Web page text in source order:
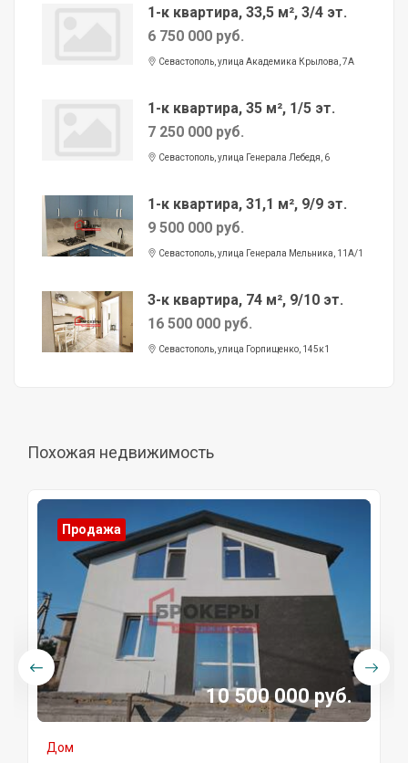
1-к квартира, 33,5 м², 3/4 эт.
6 750 000 руб.
Севастополь, улица Академика Крылова, 7А
1-к квартира, 35 м², 1/5 эт.
7 250 000 руб.
Севастополь, улица Генерала Лебедя, 6
1-к квартира, 31,1 м², 9/9 эт.
9 500 000 руб.
Севастополь, улица Генерала Мельника, 11А/1
3-к квартира, 74 м², 9/10 эт.
16 500 000 руб.
Севастополь, улица Горпищенко, 145к1
Похожая недвижимость
Продажа
10 500 000 руб.
Дом